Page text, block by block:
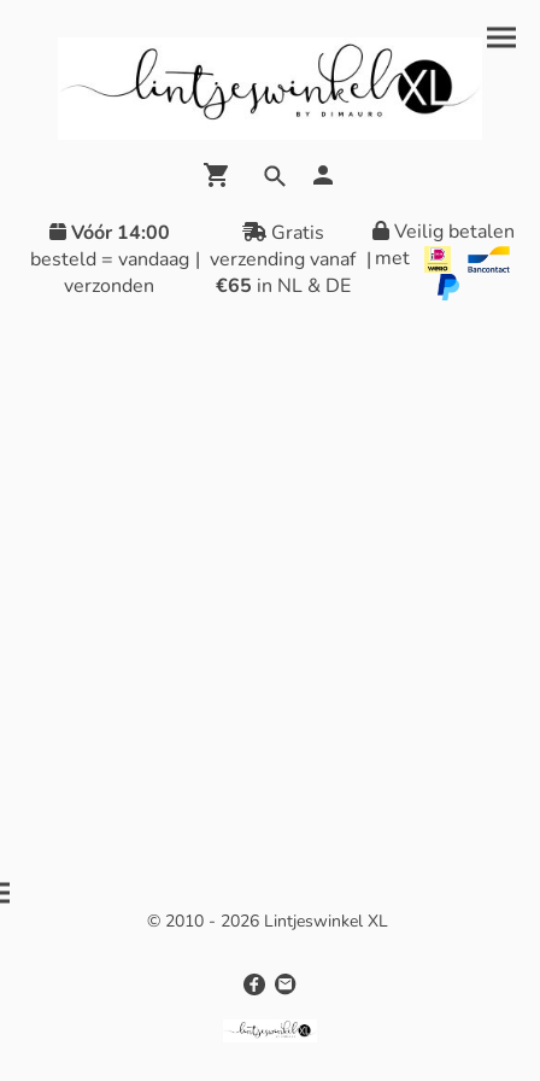
Vóór 14:00
besteld = vandaag
verzonden
|
Gratis
verzending vanaf
€65 in NL & DE
|
Veilig betalen
met
© 2010 - 2026 Lintjeswinkel XL